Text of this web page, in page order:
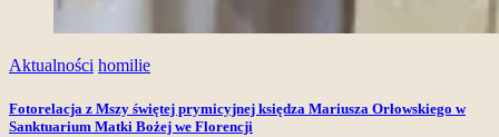
Aktualności homilie
Fotorelacja z Mszy świętej prymicyjnej księdza Mariusza Orłowskiego w
Sanktuarium Matki Bożej we Florencji